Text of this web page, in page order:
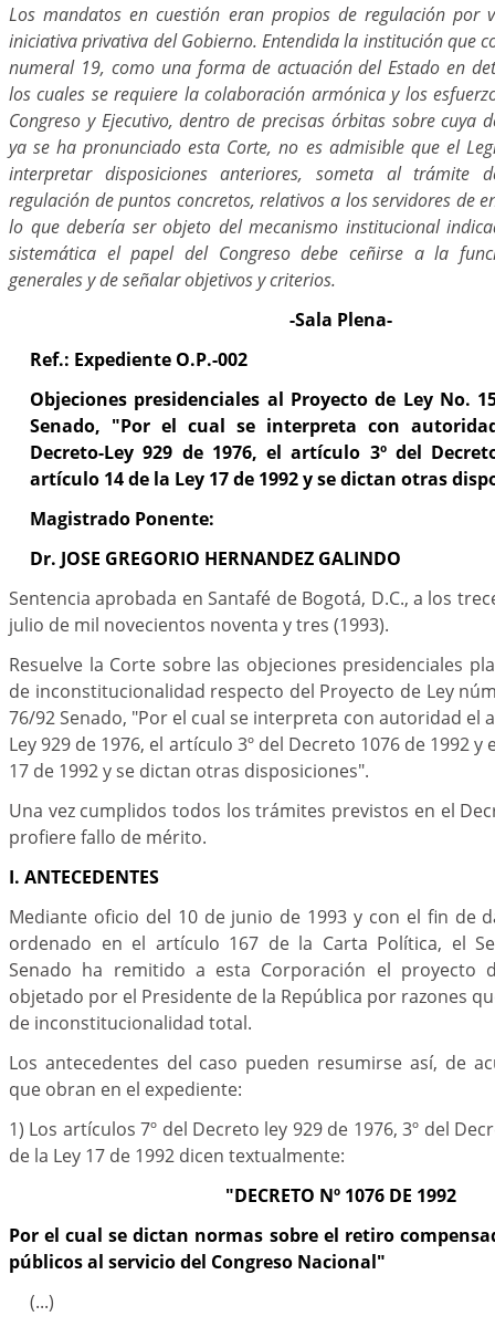
Los mandatos en cuestión eran propios de regulación por
iniciativa privativa del Gobierno. Entendida la institución que
numeral 19, como una forma de actuación del Estado en
los cuales se requiere la colaboración armónica y los
Congreso y Ejecutivo, dentro de precisas órbitas sobre cuya
ya se ha pronunciado esta Corte, no es admisible que el
interpretar disposiciones anteriores, someta al trámite
regulación de puntos concretos, relativos a los servidores de
lo que debería ser objeto del mecanismo institucional
sistemática el papel del Congreso debe ceñirse a la
generales y de señalar objetivos y criterios.
-Sala Plena-
Ref.: Expediente O.P.-002
Objeciones presidenciales al Proyecto de Ley No.
Senado, "Por el cual se interpreta con
Decreto-Ley 929 de 1976, el artículo 3º del
artículo 14 de la Ley 17 de 1992 y se dictan otras
Magistrado Ponente:
Dr. JOSE GREGORIO HERNANDEZ GALINDO
Sentencia aprobada en Santafé de Bogotá, D.C., a los
julio de mil novecientos noventa y tres (1993).
Resuelve la Corte sobre las objeciones presidenciales
de inconstitucionalidad respecto del Proyecto de Ley
76/92 Senado, "Por el cual se interpreta con autoridad el
Ley 929 de 1976, el artículo 3º del Decreto 1076 de 1992 y
17 de 1992 y se dictan otras disposiciones".
Una vez cumplidos todos los trámites previstos en el
profiere fallo de mérito.
I. ANTECEDENTES
Mediante oficio del 10 de junio de 1993 y con el fin de
ordenado en el artículo 167 de la Carta Política, el
Senado ha remitido a esta Corporación el proyecto
objetado por el Presidente de la República por razones
de inconstitucionalidad total.
Los antecedentes del caso pueden resumirse así, de
que obran en el expediente:
1) Los artículos 7º del Decreto ley 929 de 1976, 3º del
de la Ley 17 de 1992 dicen textualmente:
"DECRETO Nº 1076 DE 1992
Por el cual se dictan normas sobre el retiro
públicos al servicio del Congreso Nacional"
(...)